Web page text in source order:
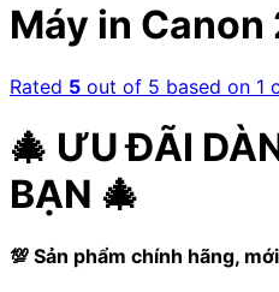
Máy in Canon
Rated 5 out of 5 based on 1
🎄 ƯU ĐÃI
BẠN 🎄
💯 Sản phẩm chính hãng,